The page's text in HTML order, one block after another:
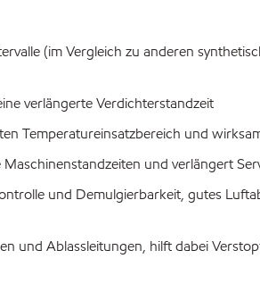
(im Vergleich zu anderen
verlängerte Verdichterstandzeit
Temperatureinsatzbereich und
und verlängert
und Demulgierbarkeit, gutes
und Ablassleitungen, hilft dabei